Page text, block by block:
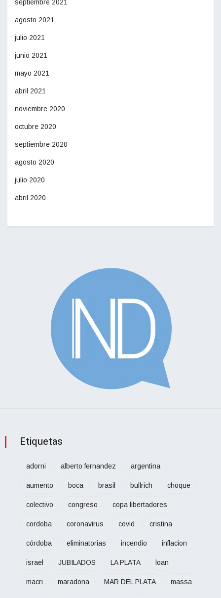
septiembre 2021
agosto 2021
julio 2021
junio 2021
mayo 2021
abril 2021
noviembre 2020
octubre 2020
septiembre 2020
agosto 2020
julio 2020
abril 2020
Etiquetas
adorni alberto fernandez argentina
aumento boca brasil bullrich choque
colectivo congreso copa libertadores
cordoba coronavirus covid cristina
córdoba eliminatorias incendio inflacion
israel JUBILADOS LA PLATA loan
macri maradona MAR DEL PLATA massa